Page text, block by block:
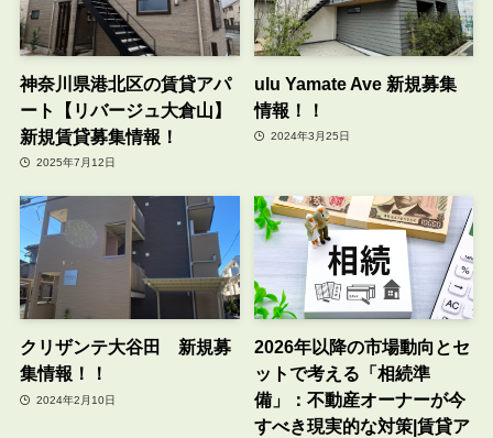
神奈川県港北区の賃貸アパ
ート【リバージュ大倉山】
新規賃貸募集情報！
2025年7月12日
ulu Yamate Ave 新規募集
情報！！
2024年3月25日
クリザンテ大谷田 新規募
集情報！！
2024年2月10日
2026年以降の市場動向とセ
ットで考える「相続準
備」：不動産オーナーが今
すべき現実的な対策|賃貸ア